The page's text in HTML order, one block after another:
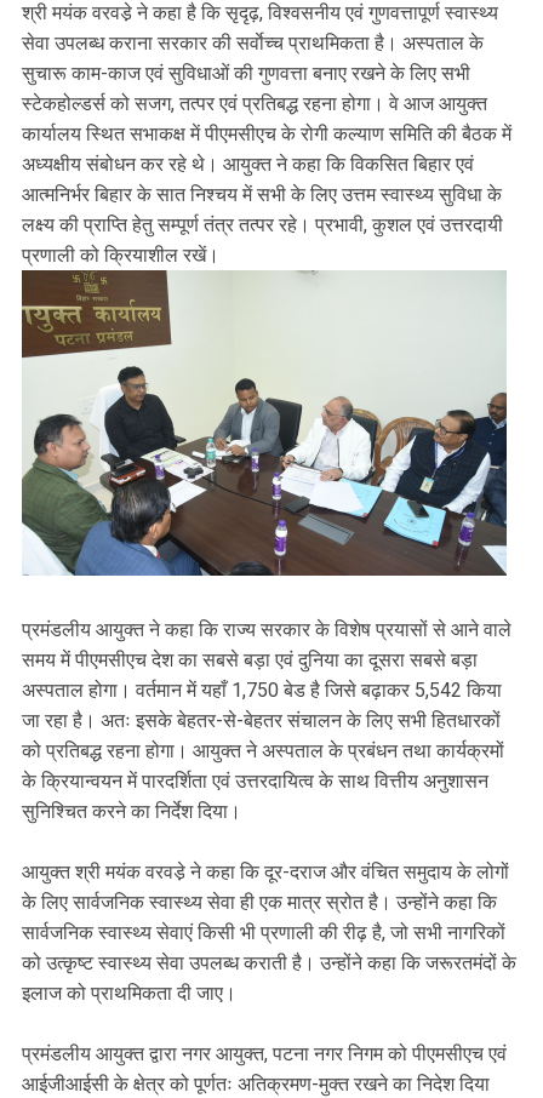
श्री मयंक वरवडे़ ने कहा है कि सृदृढ़, विश्वसनीय एवं गुणवत्तापूर्ण स्वास्थ्य
सेवा उपलब्ध कराना सरकार की सर्वाेच्च प्राथमिकता है। अस्पताल के
सुचारू काम-काज एवं सुविधाओं की गुणवत्ता बनाए रखने के लिए सभी
स्टेकहोल्डर्स को सजग, तत्पर एवं प्रतिबद्ध रहना होगा। वे आज आयुक्त
कार्यालय स्थित सभाकक्ष में पीएमसीएच के रोगी कल्याण समिति की बैठक में
अध्यक्षीय संबोधन कर रहे थे। आयुक्त ने कहा कि विकसित बिहार एवं
आत्मनिर्भर बिहार के सात निश्चय में सभी के लिए उत्तम स्वास्थ्य सुविधा के
लक्ष्य की प्राप्ति हेतु सम्पूर्ण तंत्र तत्पर रहे। प्रभावी, कुशल एवं उत्तरदायी
प्रणाली को क्रियाशील रखें।
प्रमंडलीय आयुक्त ने कहा कि राज्य सरकार के विशेष प्रयासों से आने वाले
समय में पीएमसीएच देश का सबसे बड़ा एवं दुनिया का दूसरा सबसे बड़ा
अस्पताल होगा। वर्तमान में यहाँ 1,750 बेड है जिसे बढ़ाकर 5,542 किया
जा रहा है। अतः इसके बेहतर-से-बेहतर संचालन के लिए सभी हितधारकों
को प्रतिबद्ध रहना होगा। आयुक्त ने अस्पताल के प्रबंधन तथा कार्यक्रमों
के क्रियान्वयन में पारदर्शिता एवं उत्तरदायित्व के साथ वित्तीय अनुशासन
सुनिश्चित करने का निर्देश दिया।
आयुक्त श्री मयंक वरवडे़ ने कहा कि दूर-दराज और वंचित समुदाय के लोगों
के लिए सार्वजनिक स्वास्थ्य सेवा ही एक मात्र स्रोत है। उन्होंने कहा कि
सार्वजनिक स्वास्थ्य सेवाएं किसी भी प्रणाली की रीढ़ है, जो सभी नागरिकों
को उत्कृष्ट स्वास्थ्य सेवा उपलब्ध कराती है। उन्होंने कहा कि जरूरतमंदों के
इलाज को प्राथमिकता दी जाए।
प्रमंडलीय आयुक्त द्वारा नगर आयुक्त, पटना नगर निगम को पीएमसीएच एवं
आईजीआईसी के क्षेत्र को पूर्णतः अतिक्रमण-मुक्त रखने का निदेश दिया